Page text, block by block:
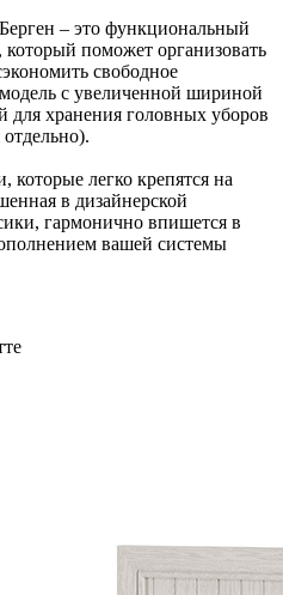
– это функциональный
поможет организовать
свободное
с увеличенной шириной
для хранения головных уборов
отдельно).
легко крепятся на
в дизайнерской
гармонично впишется в
вашей системы